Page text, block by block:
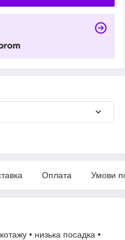
Оплата Умови
• низька посадка •